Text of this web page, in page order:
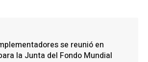
se reunió en
la Junta del Fondo Mundial